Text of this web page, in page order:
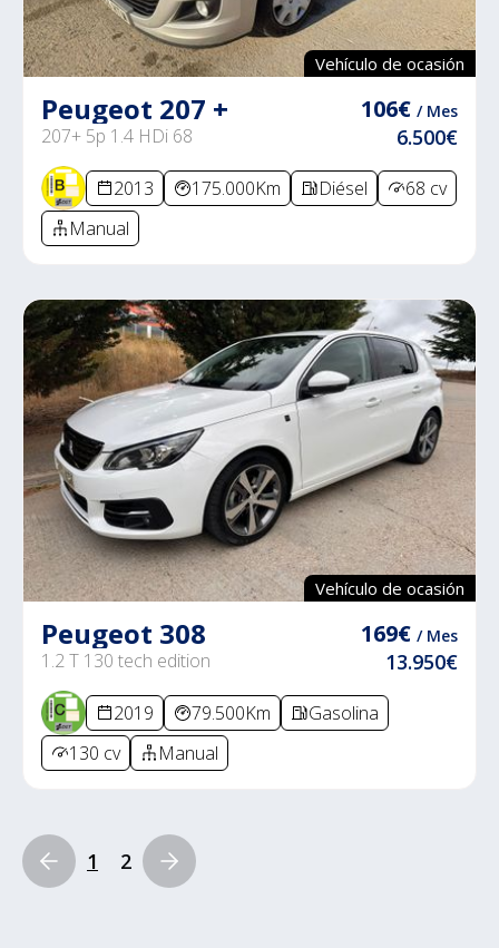
Vehículo de ocasión
Peugeot 207 +
207+ 5p 1.4 HDi 68
106€ / Mes
6.500€
2013 175.000Km Diésel
68 cv
Manual
Vehículo de ocasión
Peugeot 308
1.2 T 130 tech edition
169€ / Mes
13.950€
2019 79.500Km
Gasolina
130 cv
Manual
1 2